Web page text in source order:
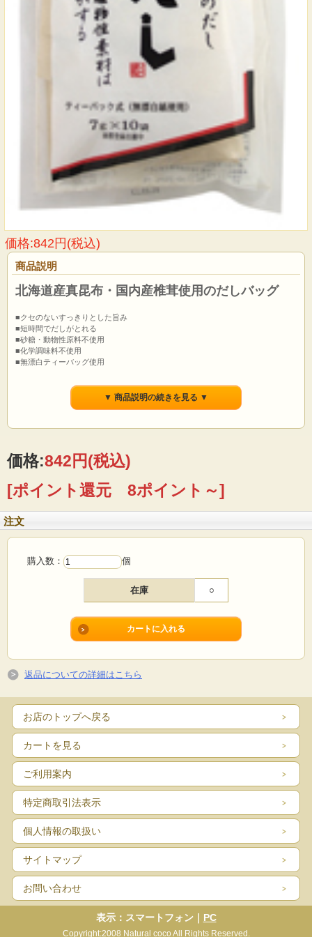
価格:842円(税込)
商品説明
北海道産真昆布・国内産椎茸使用のだしバッグ
■クセのないすっきりとした旨み
■短時間でだしがとれる
■砂糖・動物性原料不使用
■化学調味料不使用
■無漂白ティーバッグ使用
▼ 商品説明の続きを見る ▼
価格:842円(税込)
[ポイント還元 8ポイント～]
注文
購入数： 個
在庫 ○
返品についての詳細はこちら
お店のトップへ戻る
カートを見る
ご利用案内
特定商取引法表示
個人情報の取扱い
サイトマップ
お問い合わせ
表示：スマートフォン｜ PC
Copyright:2008 Natural coco All Rights Reserved.